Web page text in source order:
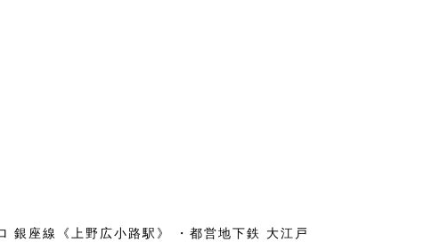
銀座線《上野広小路駅》 ・都営地下鉄 大江戸